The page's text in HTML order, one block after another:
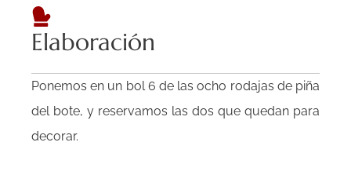
Elaboración
Ponemos en un bol 6 de las ocho rodajas de piña
del bote, y reservamos las dos que quedan para
decorar.